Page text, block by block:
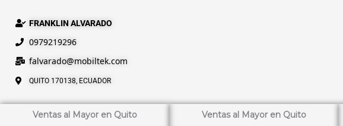
FRANKLIN ALVARADO
0979219296
falvarado@mobiltek.com
QUITO 170138, ECUADOR
Ventas al Mayor en Quito Ventas al Mayor en Quito